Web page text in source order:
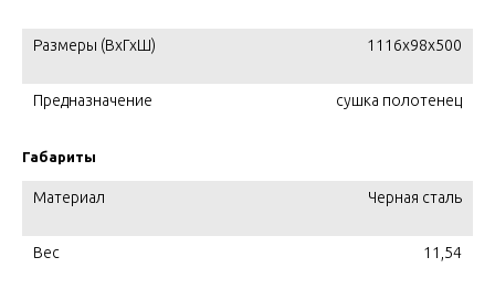
Размеры (ВхГхШ) 1116x98x500
Предназначение сушка полотенец
Габариты
Материал Черная сталь
Вес 11,54